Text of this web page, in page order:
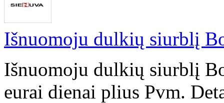
Išnuomoju dulkių siurblį
Išnuomoju dulkių siurblį
eurai dienai plius Pvm.